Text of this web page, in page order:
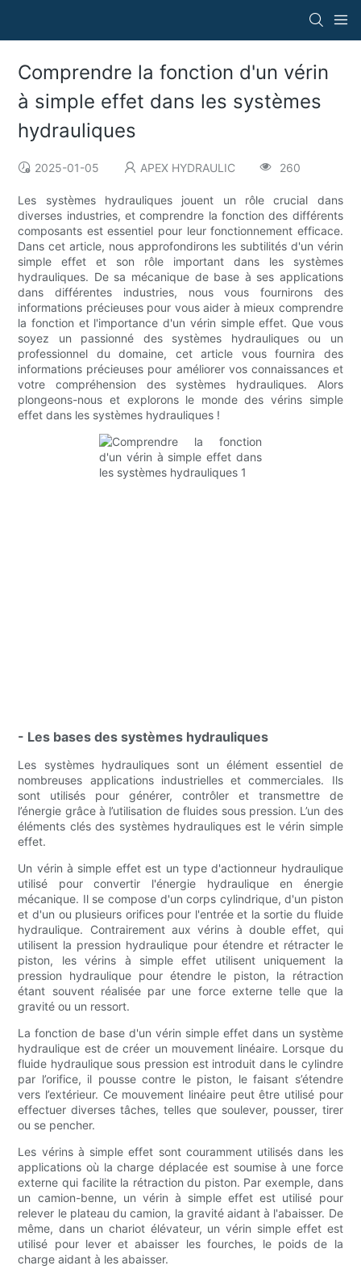
Comprendre la fonction d'un vérin
à simple effet dans les systèmes
hydrauliques
2025-01-05 APEX HYDRAULIC 260
Les systèmes hydrauliques jouent un rôle crucial dans
diverses industries, et comprendre la fonction des différents
composants est essentiel pour leur fonctionnement efficace.
Dans cet article, nous approfondirons les subtilités d'un vérin
simple effet et son rôle important dans les systèmes
hydrauliques. De sa mécanique de base à ses applications
dans différentes industries, nous vous fournirons des
informations précieuses pour vous aider à mieux comprendre
la fonction et l'importance d'un vérin simple effet. Que vous
soyez un passionné des systèmes hydrauliques ou un
professionnel du domaine, cet article vous fournira des
informations précieuses pour améliorer vos connaissances et
votre compréhension des systèmes hydrauliques. Alors
plongeons-nous et explorons le monde des vérins simple
effet dans les systèmes hydrauliques !
- Les bases des systèmes hydrauliques
Les systèmes hydrauliques sont un élément essentiel de
nombreuses applications industrielles et commerciales. Ils
sont utilisés pour générer, contrôler et transmettre de
l’énergie grâce à l’utilisation de fluides sous pression. L’un des
éléments clés des systèmes hydrauliques est le vérin simple
effet.
Un vérin à simple effet est un type d'actionneur hydraulique
utilisé pour convertir l'énergie hydraulique en énergie
mécanique. Il se compose d'un corps cylindrique, d'un piston
et d'un ou plusieurs orifices pour l'entrée et la sortie du fluide
hydraulique. Contrairement aux vérins à double effet, qui
utilisent la pression hydraulique pour étendre et rétracter le
piston, les vérins à simple effet utilisent uniquement la
pression hydraulique pour étendre le piston, la rétraction
étant souvent réalisée par une force externe telle que la
gravité ou un ressort.
La fonction de base d'un vérin simple effet dans un système
hydraulique est de créer un mouvement linéaire. Lorsque du
fluide hydraulique sous pression est introduit dans le cylindre
par l’orifice, il pousse contre le piston, le faisant s’étendre
vers l’extérieur. Ce mouvement linéaire peut être utilisé pour
effectuer diverses tâches, telles que soulever, pousser, tirer
ou se pencher.
Les vérins à simple effet sont couramment utilisés dans les
applications où la charge déplacée est soumise à une force
externe qui facilite la rétraction du piston. Par exemple, dans
un camion-benne, un vérin à simple effet est utilisé pour
relever le plateau du camion, la gravité aidant à l'abaisser. De
même, dans un chariot élévateur, un vérin simple effet est
utilisé pour lever et abaisser les fourches, le poids de la
charge aidant à les abaisser.